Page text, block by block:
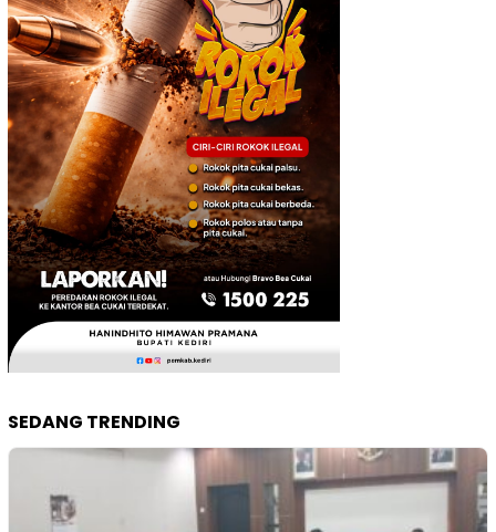
SEDANG TRENDING